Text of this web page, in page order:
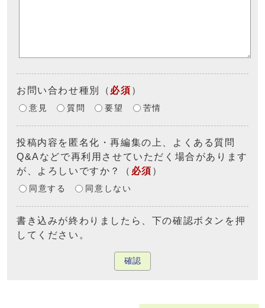
お問い合わせ種別 （ 必須 ）
意見 質問 要望 苦情
投稿内容を匿名化・再編集の上、よくある質問
Q&Aなどで再利用させていただく場合があります
が、よろしいですか？
（ 必須 ）
同意する 同意しない
書き込みが終わりましたら、下の確認ボタンを押
してください。
確認